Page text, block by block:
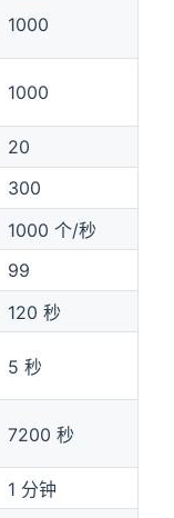
1000
1000
20
300
1000 个/秒
99
120 秒
5 秒
7200 秒
1 分钟